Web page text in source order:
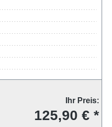
Ihr Preis:
125,90 € *